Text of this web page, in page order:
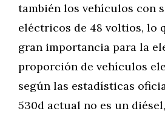
también los vehículos con
eléctricos de 48 voltios, lo
gran importancia para la
proporción de vehículos
según las estadísticas
530d actual no es un